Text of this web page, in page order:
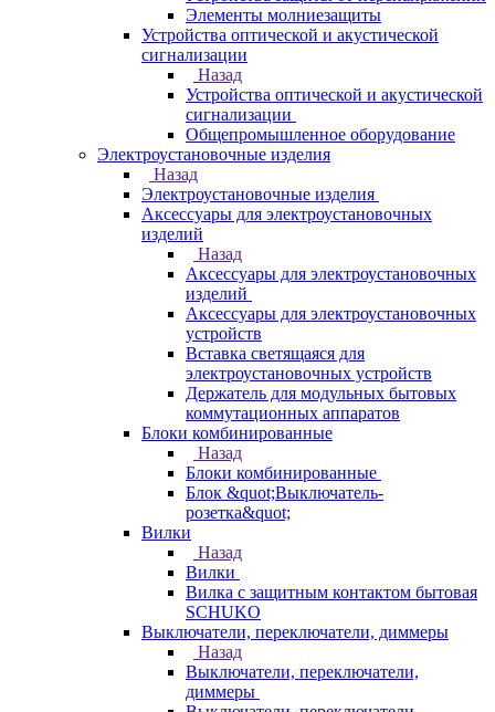
Элементы молниезащиты
Устройства оптической и акустической
сигнализации
Назад
Устройства оптической и акустической
сигнализации
Общепромышленное оборудование
Электроустановочные изделия
Назад
Электроустановочные изделия
Аксессуары для электроустановочных
изделий
Назад
Аксессуары для электроустановочных
изделий
Аксессуары для электроустановочных
устройств
Вставка светящаяся для
электроустановочных устройств
Держатель для модульных бытовых
коммутационных аппаратов
Блоки комбинированные
Назад
Блоки комбинированные
Блок &quot;Выключатель-
розетка&quot;
Вилки
Назад
Вилки
Вилка с защитным контактом бытовая
SCHUKO
Выключатели, переключатели, диммеры
Назад
Выключатели, переключатели,
диммеры